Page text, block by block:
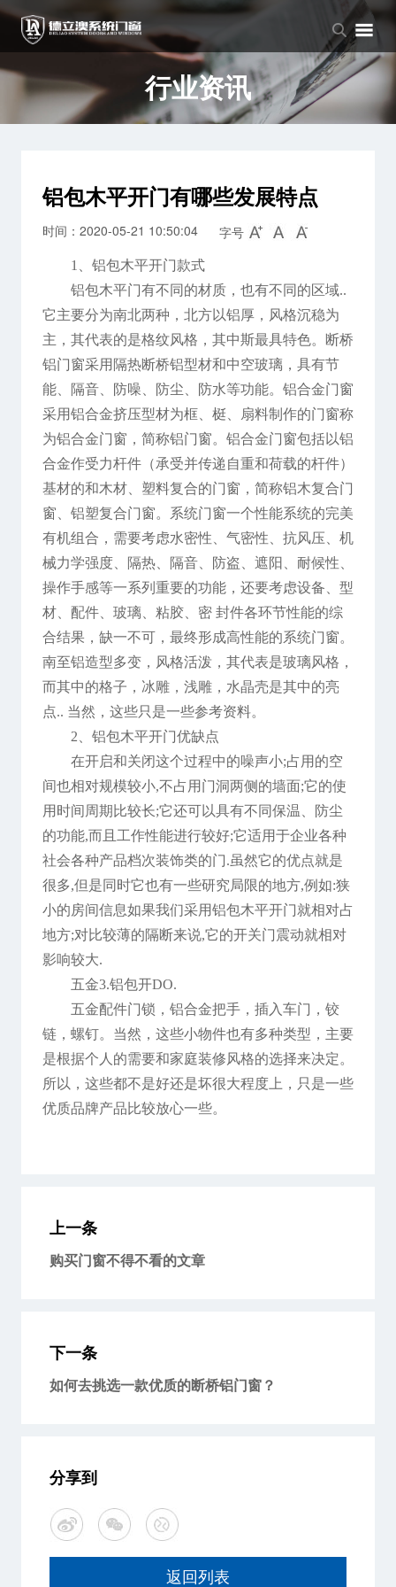
品牌中心
品牌介绍
企业文化
产品中心
窗系列
门系列
新闻中心
公司新闻
行业资讯
行业资讯
铝包木平开门有哪些发展特点
时间：2020-05-21 10:50:04 字号
1、铝包木平开门款式
铝包木平门有不同的材质，也有不同的区域..
它主要分为南北两种，北方以铝厚，风格沉稳为
主，其代表的是格纹风格，其中斯最具特色。断桥
铝门窗采用隔热断桥铝型材和中空玻璃，具有节
能、隔音、防噪、防尘、防水等功能。铝合金门窗
采用铝合金挤压型材为框、梃、扇料制作的门窗称
为铝合金门窗，简称铝门窗。铝合金门窗包括以铝
合金作受力杆件（承受并传递自重和荷载的杆件）
基材的和木材、塑料复合的门窗，简称铝木复合门
窗、铝塑复合门窗。系统门窗一个性能系统的完美
有机组合，需要考虑水密性、气密性、抗风压、机
械力学强度、隔热、隔音、防盗、遮阳、耐候性、
操作手感等一系列重要的功能，还要考虑设备、型
材、配件、玻璃、粘胶、密 封件各环节性能的综
合结果，缺一不可，最终形成高性能的系统门窗。
南至铝造型多变，风格活泼，其代表是玻璃风格，
而其中的格子，冰雕，浅雕，水晶壳是其中的亮
点.. 当然，这些只是一些参考资料。
2、铝包木平开门优缺点
在开启和关闭这个过程中的噪声小;占用的空
间也相对规模较小,不占用门洞两侧的墙面;它的使
用时间周期比较长;它还可以具有不同保温、防尘
的功能,而且工作性能进行较好;它适用于企业各种
社会各种产品档次装饰类的门.虽然它的优点就是
很多,但是同时它也有一些研究局限的地方,例如:狭
小的房间信息如果我们采用铝包木平开门就相对占
地方;对比较薄的隔断来说,它的开关门震动就相对
影响较大.
五金3.铝包开DO.
五金配件门锁，铝合金把手，插入车门，铰
链，螺钉。当然，这些小物件也有多种类型，主要
是根据个人的需要和家庭装修风格的选择来决定。
所以，这些都不是好还是坏很大程度上，只是一些
优质品牌产品比较放心一些。
上一条
购买门窗不得不看的文章
下一条
如何去挑选一款优质的断桥铝门窗？
分享到
返回列表